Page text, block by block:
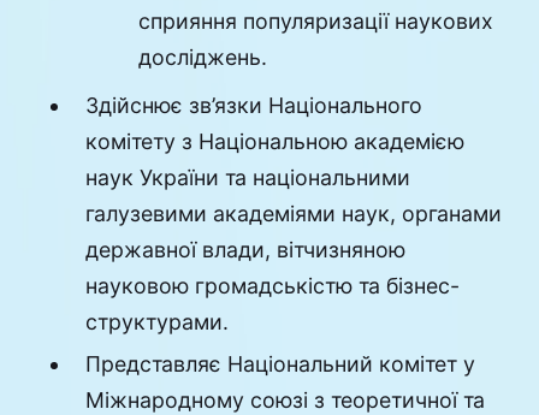
сприяння популяризації наукових
досліджень.
Здійснює зв’язки Національного
комітету з Національною академією
наук України та національними
галузевими академіями наук, органами
державної влади, вітчизняною
науковою громадськістю та бізнес-
структурами.
Представляє Національний комітет у
Міжнародному союзі з теоретичної та